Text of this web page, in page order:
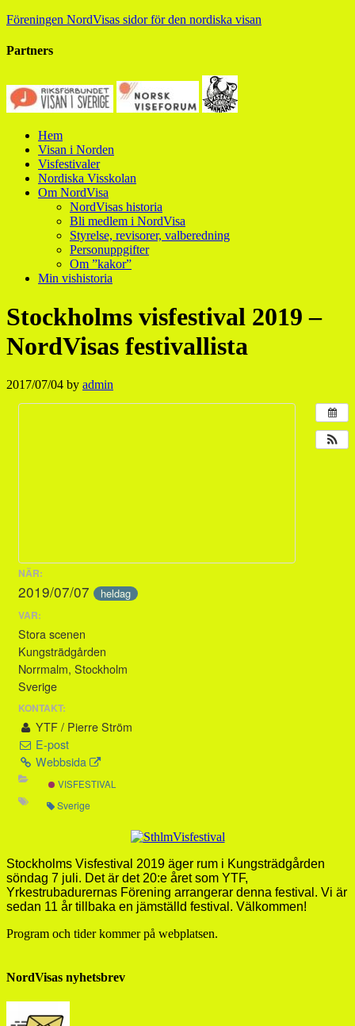
Föreningen NordVisas sidor för den nordiska visan
Partners
Hem
Visan i Norden
Visfestivaler
Nordiska Visskolan
Om NordVisa
NordVisas historia
Bli medlem i NordVisa
Styrelse, revisorer, valberedning
Personuppgifter
Om ”kakor”
Min vishistoria
Stockholms visfestival 2019 –
NordVisas festivallista
2017/07/04 by admin
NÄR:
2019/07/07 heldag
VAR:
Stora scenen
Kungsträdgården
Norrmalm, Stockholm
Sverige
KONTAKT:
YTF / Pierre Ström
E-post
Webbsida
VISFESTIVAL
Sverige
Stockholms Visfestival 2019 äger rum i Kungsträdgården
söndag 7 juli. Det är det 20:e året som YTF,
Yrkestrubadurernas Förening arrangerar denna festival. Vi är
sedan 11 år tillbaka en jämställd festival. Välkommen!
Program och tider kommer på webplatsen.
NordVisas nyhetsbrev